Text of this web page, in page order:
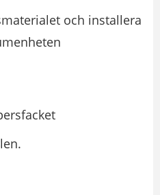
och installera